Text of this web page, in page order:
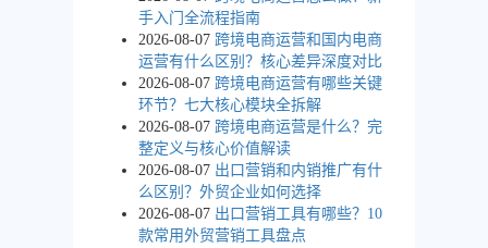
手入门全流程指南
2026-08-07 跨境电商运营和国内电商
运营有什么区别？核心差异深度对比
2026-08-07 跨境电商运营有哪些关键
环节？七大核心模块全拆解
2026-08-07 跨境电商运营是什么？完
整定义与核心价值解读
2026-08-07 出口营销和内销推广有什
么区别？外贸企业如何选择
2026-08-07 出口营销工具有哪些？10
款常用外贸营销工具盘点